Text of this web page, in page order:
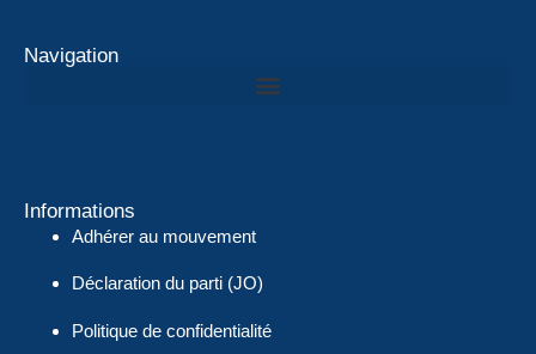
Navigation
Informations
Adhérer au mouvement
Déclaration du parti (JO)
Politique de confidentialité